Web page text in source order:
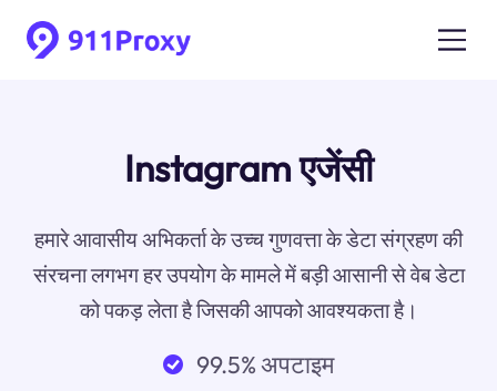
Instagram एजेंसी
हमारे आवासीय अभिकर्ता के उच्च गुणवत्ता के डेटा संग्रहण की
संरचना लगभग हर उपयोग के मामले में बड़ी आसानी से वेब डेटा
को पकड़ लेता है जिसकी आपको आवश्यकता है।
99.5% अपटाइम